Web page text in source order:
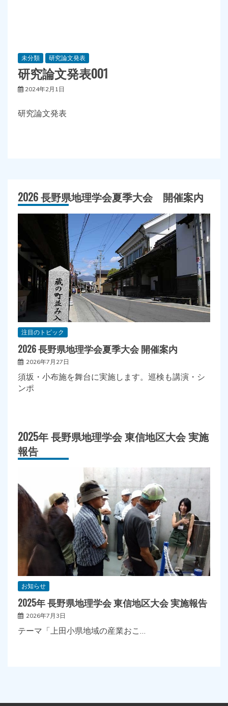
未分類 研究論文発表
研究論文発表001
2024年2月1日
研究論文発表
2026 長野県地理学会夏季大会 開催案内
注目のトピック
2026 長野県地理学会夏季大会 開催案内
2026年7月27日
須坂・小布施を舞台に実施します。巡検も講演・シ
ンポ
2025年 長野県地理学会 東信地区大会 実施
報告
お知らせ
2025年 長野県地理学会 東信地区大会 実施報告
2026年7月3日
テーマ「上田小県地域の産業おこ…